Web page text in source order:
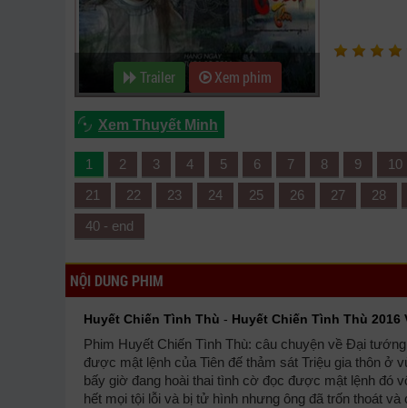
Trailer Xem phim
Xem Thuyết Minh
1 2 3 4 5 6 7 8 9 10
21
22 23 24 25 26 27 28
40 - end
NỘI DUNG PHIM
Huyết Chiến Tình Thù - Huyết Chiến Tình Thù 2016
Phim Huyết Chiến Tình Thù: câu chuyện về Đại
được mật lệnh của Tiên đế thảm sát Triệu gia thôn ở
bấy giờ đang hoài thai tình cờ đọc được mật lệnh đó
hết mọi tội lỗi và bị tử hình nhưng ông đã trốn thoát